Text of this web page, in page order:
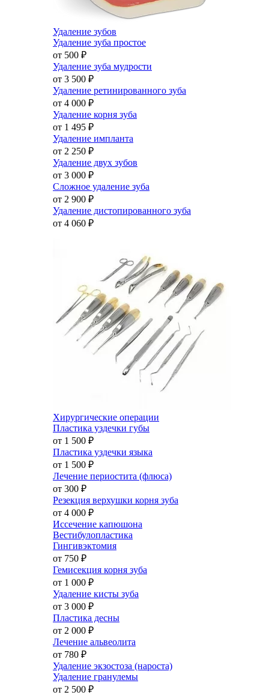
Удаление зубов
Удаление зуба простое
от 500 ₽
Удаление зуба мудрости
от 3 500 ₽
Удаление ретинированного зуба
от 4 000 ₽
Удаление корня зуба
от 1 495 ₽
Удаление импланта
от 2 250 ₽
Удаление двух зубов
от 3 000 ₽
Сложное удаление зуба
от 2 900 ₽
Удаление дистопированного зуба
от 4 060 ₽
Хирургические операции
Пластика уздечки губы
от 1 500 ₽
Пластика уздечки языка
от 1 500 ₽
Лечение периостита (флюса)
от 300 ₽
Резекция верхушки корня зуба
от 4 000 ₽
Иссечение капюшона
Вестибулопластика
Гингивэктомия
от 750 ₽
Гемисекция корня зуба
от 1 000 ₽
Удаление кисты зуба
от 3 000 ₽
Пластика десны
от 2 000 ₽
Лечение альвеолита
от 780 ₽
Удаление экзостоза (нароста)
Удаление гранулемы
от 2 500 ₽